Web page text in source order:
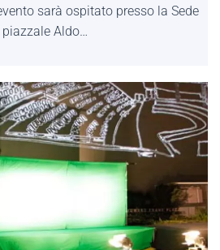
sarà ospitato presso la Sede
piazzale Aldo…